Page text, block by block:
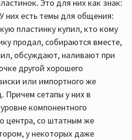
Это для них как знак:
них есть темы для общения:
пластинку купил, кто кому
продал, собираются вместе,
обсуждают, наливают при
другой хорошего
или импортного же
Причем сетапы у них в
компонентного
центра, со штатным же
у некоторых даже